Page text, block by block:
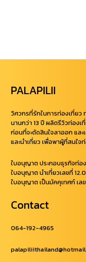
PALAPILII
วิศวกรที่รักในการท่องเที่ยว
นานกว่า 13 ปี ผลิตรีวิวท่องเ
ก่อนที่จะตัดสินใจลาออก แล
และนำเที่ยว เพื่อพาผู้ที่สนใ
ใบอนุญาต ประกอบธุรกิจท่อ
ใบอนุญาต นำเที่ยวเลขที่
ใบอนุญาต เป็นมัคคุเทศก์ เล
Contact
064-192-4965